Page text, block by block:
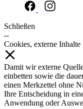
Schließen
--
Cookies, externe
Damit wir externe
einbetten sowie die
einen Merkzettel ohne
Ihre Entscheidung in
Anwendung oder